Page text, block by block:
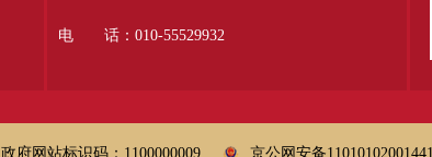
电 话：010-55529932
京公网安备11010102001441
政府网站标识码：1100000009